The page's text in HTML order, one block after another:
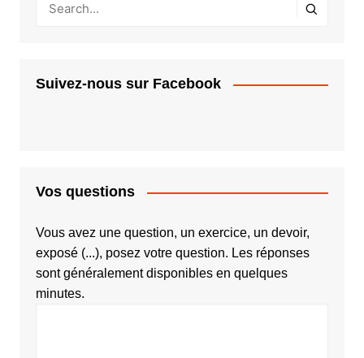
Suivez-nous sur Facebook
Vos questions
Vous avez une question, un exercice, un devoir,
exposé (...), posez votre question. Les réponses
sont généralement disponibles en quelques
minutes.